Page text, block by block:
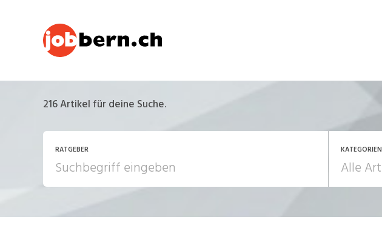
216Artikel für deine Suche.
RATGEBER KATEGORIEN
Arbeitsalltag Arbeitsrecht